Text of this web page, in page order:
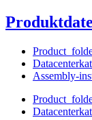
Assembly-